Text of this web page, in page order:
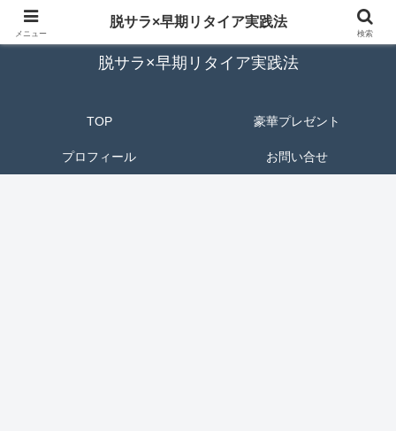
脱サラから自由なセカンドライフへ導く成功の秘訣
脱サラ×早期リタイア実践法
TOP 豪華プレゼント
プロフィール お問い合せ
メニュー
脱サラ×早期リタイア実践法
検索